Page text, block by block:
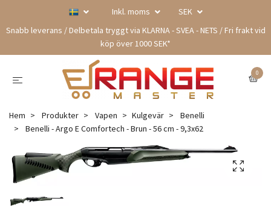
Inkl. moms
SEK
Snabb leverans / Delbetala tryggt via KLARNA - SVEA - NETS / Fri frakt vid
köp över 1000 SEK*
0
Hem Produkter Vapen Kulgevär
Benelli
Benelli - Argo E Comfortech - Brun - 56 cm - 9,3x62